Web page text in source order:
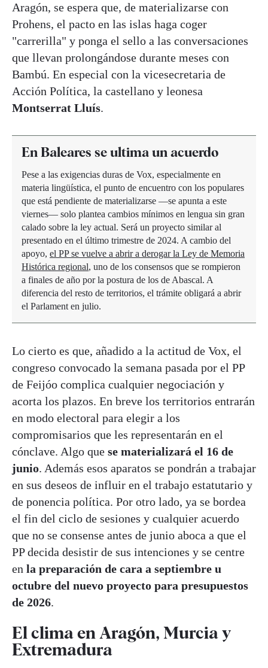
Aragón, se espera que, de materializarse con
Prohens, el pacto en las islas haga coger
"carrerilla" y ponga el sello a las conversaciones
que llevan prolongándose durante meses con
Bambú. En especial con la vicesecretaria de
Acción Política, la castellano y leonesa
Montserrat Lluís.
En Baleares se ultima un acuerdo
Pese a las exigencias duras de Vox, especialmente en
materia lingüística, el punto de encuentro con los populares
que está pendiente de materializarse —se apunta a este
viernes— solo plantea cambios mínimos en lengua sin gran
calado sobre la ley actual. Será un proyecto similar al
presentado en el último trimestre de 2024. A cambio del
apoyo, el PP se vuelve a abrir a derogar la Ley de Memoria
Histórica regional, uno de los consensos que se rompieron
a finales de año por la postura de los de Abascal. A
diferencia del resto de territorios, el trámite obligará a abrir
el Parlament en julio.
Lo cierto es que, añadido a la actitud de Vox, el
congreso convocado la semana pasada por el PP
de Feijóo complica cualquier negociación y
acorta los plazos. En breve los territorios entrarán
en modo electoral para elegir a los
compromisarios que les representarán en el
cónclave. Algo que se materializará el 16 de
junio. Además esos aparatos se pondrán a trabajar
en sus deseos de influir en el trabajo estatutario y
de ponencia política. Por otro lado, ya se bordea
el fin del ciclo de sesiones y cualquier acuerdo
que no se consense antes de junio aboca a que el
PP decida desistir de sus intenciones y se centre
en la preparación de cara a septiembre u
octubre del nuevo proyecto para presupuestos
de 2026.
El clima en Aragón, Murcia y
Extremadura